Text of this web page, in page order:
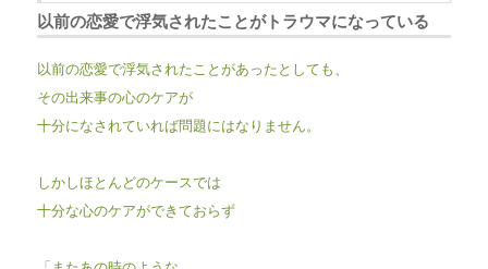
以前の恋愛で浮気されたことがトラウマになっている
以前の恋愛で浮気されたことがあったとしても、
その出来事の心のケアが
十分になされていれば問題にはなりません。
しかしほとんどのケースでは
十分な心のケアができておらず